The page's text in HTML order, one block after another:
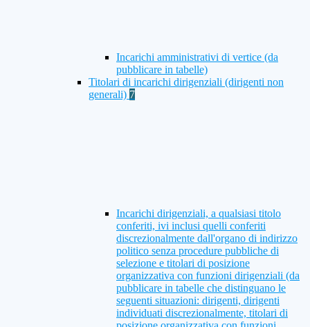
Incarichi amministrativi di vertice (da
pubblicare in tabelle)
Titolari di incarichi dirigenziali (dirigenti non
generali) 7
Incarichi dirigenziali, a qualsiasi titolo
conferiti, ivi inclusi quelli conferiti
discrezionalmente dall'organo di indirizzo
politico senza procedure pubbliche di
selezione e titolari di posizione
organizzativa con funzioni dirigenziali (da
pubblicare in tabelle che distinguano le
seguenti situazioni: dirigenti, dirigenti
individuati discrezionalmente, titolari di